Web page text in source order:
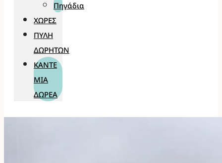
Πηγάδια
ΧΏΡΕΣ
ΠΎΛΗ
ΔΩΡΗΤΏΝ
ΚΆΝΤΕ
ΜΊΑ
ΔΩΡΕΆ